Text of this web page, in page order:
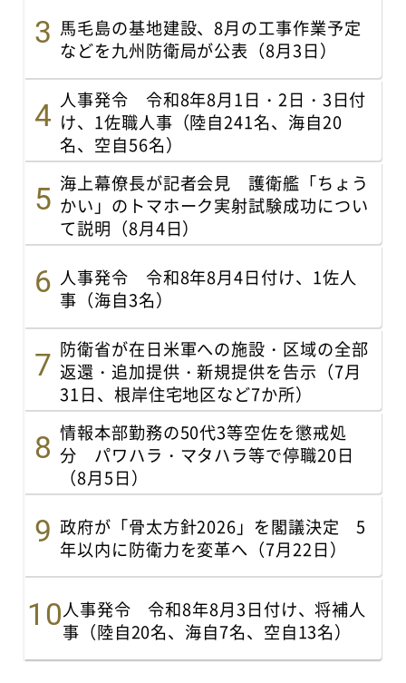
馬毛島の基地建設、8月の工事作業予定
などを九州防衛局が公表（8月3日）
人事発令 令和8年8月1日・2日・3日付
け、1佐職人事（陸自241名、海自20
名、空自56名）
海上幕僚長が記者会見 護衛艦「ちょう
かい」のトマホーク実射試験成功につい
て説明（8月4日）
人事発令 令和8年8月4日付け、1佐人
事（海自3名）
防衛省が在日米軍への施設・区域の全部
返還・追加提供・新規提供を告示（7月
31日、根岸住宅地区など7か所）
情報本部勤務の50代3等空佐を懲戒処
分 パワハラ・マタハラ等で停職20日
（8月5日）
政府が「骨太方針2026」を閣議決定 5
年以内に防衛力を変革へ（7月22日）
人事発令 令和8年8月3日付け、将補人
事（陸自20名、海自7名、空自13名）